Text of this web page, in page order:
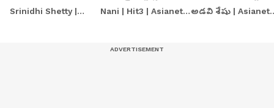
Srinidhi Shetty |
Nani | Hit3 | Asianet
అడవి శేషు | Asianet